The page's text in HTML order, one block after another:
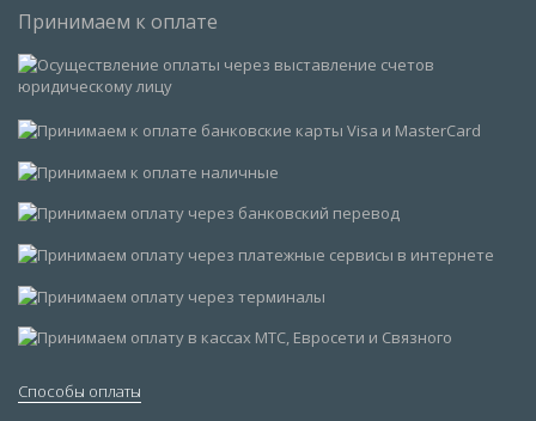
Принимаем к оплате
Способы оплаты